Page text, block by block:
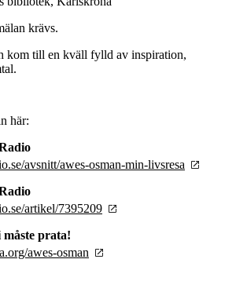
krävs.
kom till en kväll fylld av inspiration,
här:
avsnitt/awes-osman-min-livsresa
artikel/7395209
prata!
awes-osman